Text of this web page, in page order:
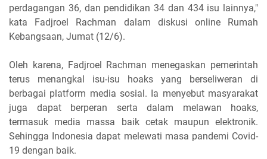
perdagangan 36, dan pendidikan 34 dan 434 isu lainnya,"
kata Fadjroel Rachman dalam diskusi online Rumah
Kebangsaan, Jumat (12/6).
Oleh karena, Fadjroel Rachman menegaskan pemerintah
terus menangkal isu-isu hoaks yang berseliweran di
berbagai platform media sosial. Ia menyebut masyarakat
juga dapat berperan serta dalam melawan hoaks,
termasuk media massa baik cetak maupun elektronik.
Sehingga Indonesia dapat melewati masa pandemi Covid-
19 dengan baik.